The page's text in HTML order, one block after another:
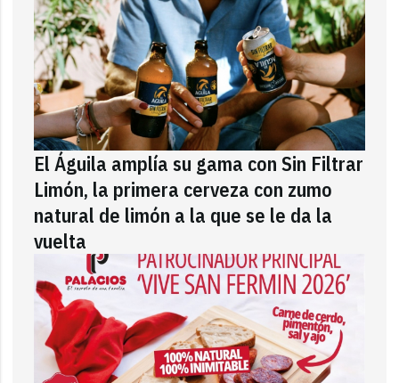
El Águila amplía su gama con Sin Filtrar
Limón, la primera cerveza con zumo
natural de limón a la que se le da la
vuelta